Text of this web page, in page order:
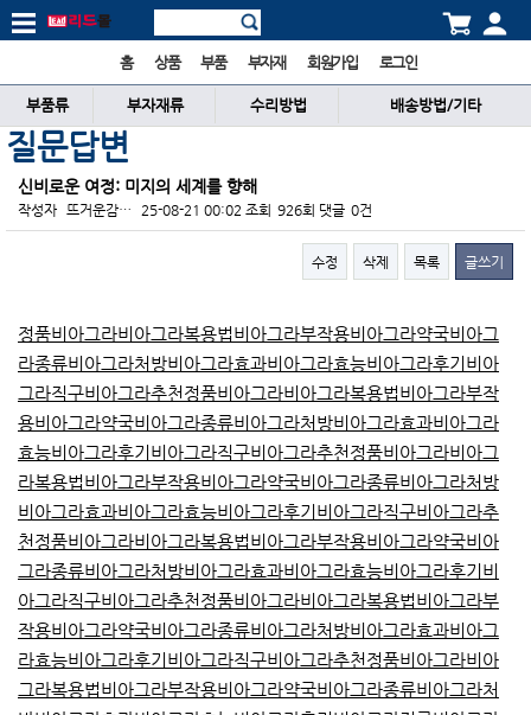
홈 상품 부품 부자재 회원가입 로그인
부품류 부자재류 수리방법 배송방법/기타
질문답변
신비로운 여정: 미지의 세계를 향해
작성자 뜨거운감… 25-08-21 00:02 조회 926회 댓글 0건
수정 삭제 목록 글쓰기
정품비아그라비아그라복용법비아그라부작용비아그라약국비아그
라종류비아그라처방비아그라효과비아그라효능비아그라후기 비아
그라직구비아그라추천 정품비아그라비아그라복용법비아그라부작
용비아그라약국비아그라종류비아그라처방비아그라효과비아그라
효능비아그라후기 비아그라직구비아그라추천 정품비아그라비아그
라복용법비아그라부작용비아그라약국비아그라종류비아그라처방
비아그라효과비아그라효능비아그라후기 비아그라직구비아그라추
천 정품비아그라비아그라복용법비아그라부작용비아그라약국비아
그라종류비아그라처방비아그라효과비아그라효능비아그라후기 비
아그라직구비아그라추천 정품비아그라비아그라복용법비아그라부
작용비아그라약국비아그라종류비아그라처방비아그라효과비아그
라효능비아그라후기 비아그라직구비아그라추천 정품비아그라비아
그라복용법비아그라부작용비아그라약국비아그라종류비아그라처